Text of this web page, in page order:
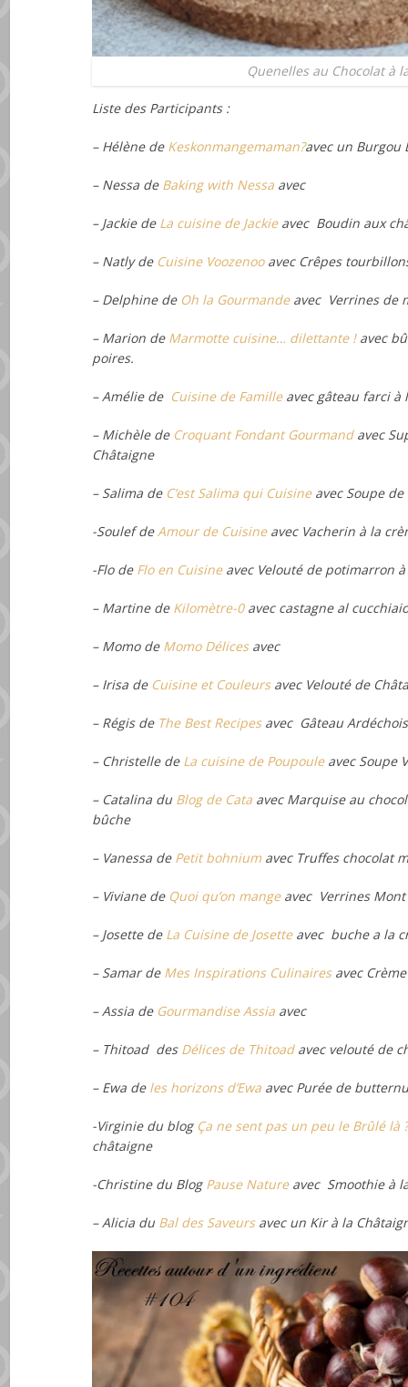
Quenelles au Chocolat à
Liste des Participants :
– Hélène de Keskonmangemaman?avec un Burgou
– Nessa de Baking with Nessa avec
– Jackie deLa cuisine de Jackieavec Boudin aux
– Natly de Cuisine Voozenooavec Crêpes
– Delphine de Oh la Gourmandeavec Verrines de
– Marion de Marmotte cuisine… dilettante !avec
poires.
– Amélie de Cuisine de Familleavec gâteau farci à
– Michèle de Croquant Fondant Gourmand avec
Châtaigne
– Salima de C’est Salima qui Cuisineavec Soupe
-Soulef deAmour de Cuisine avec Vacherin à la
-Flo de Flo en Cuisine avec Velouté de potimarron
– Martine de Kilomètre-0 avec castagne al
– Momo de Momo Délicesavec
– Irisa de Cuisine et Couleurs avec Velouté de
– Régis de The Best Recipesavec Gâteau
– Christelle de La cuisine de Poupouleavec Soupe
– Catalina du Blog de Cata avec Marquise au
bûche
– Vanessa de Petit bohnium avec Truffes chocolat
– Viviane de Quoi qu’on mangeavec Verrines Mont
– Josette de La Cuisine de Josetteavec buche a la
– Samar de Mes Inspirations Culinairesavec
– Assia de Gourmandise Assia avec
– Thitoad des Délices de Thitoadavec velouté de
– Ewa deles horizons d’Ewa avec Purée de
-Virginie du blog Ça ne sent pas un peu le Brûlé là
châtaigne
-Christine du Blog Pause Natureavec Smoothie à
– Alicia du Bal des Saveursavec un Kir à la